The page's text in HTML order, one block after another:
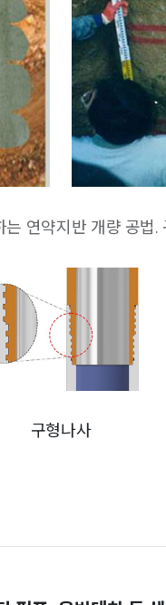
연약지반 개량 공
구형나사